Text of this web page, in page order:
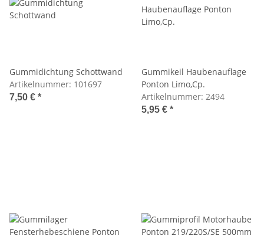
Gummidichtung Schottwand
Artikelnummer: 101697
7,50 € *
Gummikeil Haubenauflage
Ponton Limo,Cp.
Artikelnummer: 2494
5,95 € *